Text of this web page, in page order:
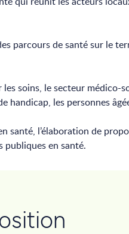
parcours de santé sur le
soins, le secteur
handicap, les personnes
santé, l’élaboration de
en santé.